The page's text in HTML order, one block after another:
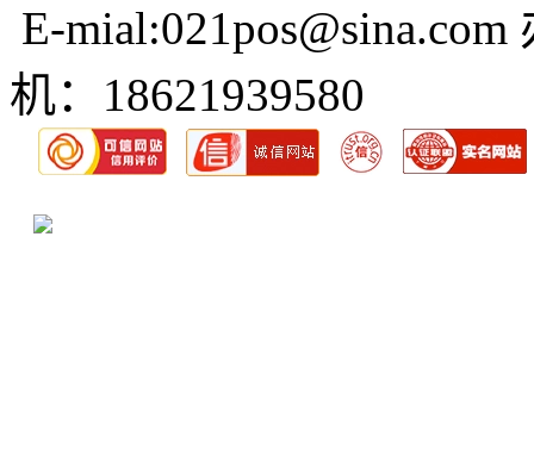
E-mial:021pos@sina.com
机：18621939580